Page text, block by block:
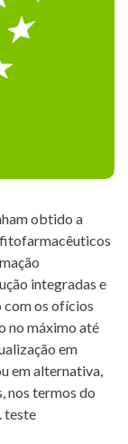
obtido a
integradas e
com os ofícios
no máximo até
em
em alternativa,
nos termos do
teste